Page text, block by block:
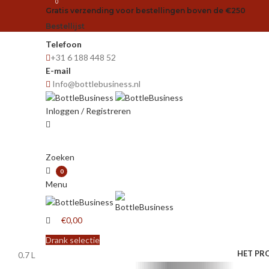
Gratis verzending voor bestellingen boven de €250
Bestellijst
Telefoon
+31 6 188 448 52
E-mail
Info@bottlebusiness.nl
Inloggen / Registreren
Zoeken
0
Menu
0
€0,00
Drank selectie
HET
0.7 L